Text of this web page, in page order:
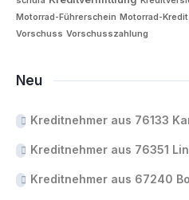
Motorrad-Führerschein Motorrad-Kredit
Vorschuss Vorschusszahlung
Neu
Kreditnehmer aus 76133
Kreditnehmer aus 76351
Kreditnehmer aus 67240